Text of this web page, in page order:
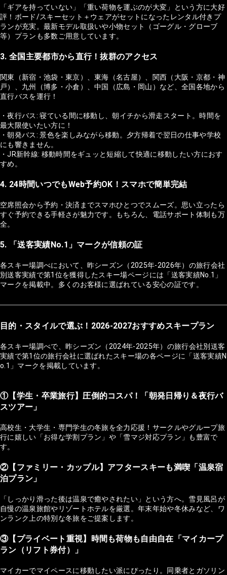
「ギアを持っていない」「重い荷物を運ぶのが大変」という方に大好
評！ボード/スキーセット＋ウェアがセットになったレンタル付きプ
ランが充実。最新モデル取扱いや小物セット（ゴーグル・グローブ
等）プランも多数ご用意しています。
3. 全国主要都市から直行！抜群のアクセス
関東（新宿・池袋・東京）、東海（名古屋）、関西（大阪・京都・神
戸）、九州（博多・小倉）、中国（広島・岡山）など、全国各地から
直行バスを運行！
・夜行バス: 寝ている間に移動し、朝イチから滑走スタート。時間を
最大限使いたい方に！
・朝発バス: 景色を楽しみながら移動。夕方帰着で翌日の仕事や学校
にも響きません。
・JR新幹線: 移動時間をギュッと短縮して快適に移動したい方におす
すめ。
4. 24時間いつでもWeb予約OK！スマホで簡単完結
空席照会から予約・決済までスマホひとつでスムーズ。思い立ったら
すぐ予約できる手軽さが魅力です。もちろん、電話サポート体制も万
全。
5. 「送客実績No.1」マークが信頼の証
各スキー場調べにおいて、昨シーズン（2025年-2026年）の旅行会社
別送客実績で第1位を獲得したスキー場ページには「送客実績No.1」
マークを掲載中。多くのお客様に選ばれている安心の証です。
目的・スタイルで選ぶ！2026-2027おすすめスキープラン
各スキー場調べで、昨シーズン（2024年-2025年）の旅行会社別送客
実績で第1位の旅行会社に選ばれたスキー場の各ページに「送客実績N
o.1」マークを掲載しています。
①【学生・卒業旅行】圧倒的コスパ！「朝発日帰り＆夜行バ
スツアー」
高校生・大学生・専門学生の冬旅を全力応援！サークルやグループ旅
行に嬉しい「お得な学割プラン」や「雪マジ対応プラン」も豊富で
す。
②【ファミリー・カップル】アフタースキーも満喫「温泉宿
泊プラン」
「しっかり滑った後は温泉で癒やされたい」という方へ。雪見風呂が
自慢の温泉旅館やリゾートホテルを厳選。年末年始や冬休みなど、ワ
ンランク上の特別な冬旅をご提案します。
③【プライベート重視】時間も荷物も自由自在「マイカープ
ラン（リフト券付）」
マイカーでマイペースに移動したい派にぴったり。同乗者とガソリン